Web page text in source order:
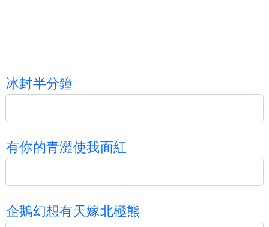
冰封半分鐘
有你的⻘澀使我面紅
企鵝幻想有天嫁北極熊